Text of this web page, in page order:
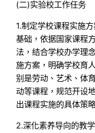
(二)实验校工作任务
1.制定学校课程实施
基础，依据国家课程
法，结合学校办学理
施方案，明确学校育
别是劳动、艺术、体
动等课程，规范开设
出课程实施的具体策
2.深化素养导向的教